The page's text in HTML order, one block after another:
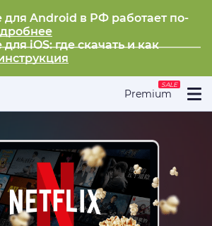
Android в РФ работает по-
iOS: где скачать и как
Premium
SALE